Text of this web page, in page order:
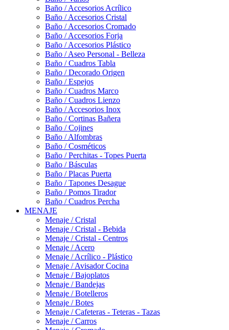
Baño / Accesorios Acrílico
Baño / Accesorios Cristal
Baño / Accesorios Cromado
Baño / Accesorios Forja
Baño / Accesorios Plástico
Baño / Aseo Personal - Belleza
Baño / Cuadros Tabla
Baño / Decorado Origen
Baño / Espejos
Baño / Cuadros Marco
Baño / Cuadros Lienzo
Baño / Accesorios Inox
Baño / Cortinas Bañera
Baño / Cojines
Baño / Alfombras
Baño / Cosméticos
Baño / Perchitas - Topes Puerta
Baño / Básculas
Baño / Placas Puerta
Baño / Tapones Desague
Baño / Pomos Tirador
Baño / Cuadros Percha
MENAJE
Menaje / Cristal
Menaje / Cristal - Bebida
Menaje / Cristal - Centros
Menaje / Acero
Menaje / Acrílico - Plástico
Menaje / Avisador Cocina
Menaje / Bajoplatos
Menaje / Bandejas
Menaje / Botelleros
Menaje / Botes
Menaje / Cafeteras - Teteras - Tazas
Menaje / Carros